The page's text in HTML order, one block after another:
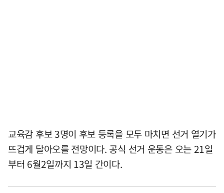
교육감 후보 3명이 후보 등록을 모두 마치면 선거 열기가
뜨겁게 달아오를 전망이다. 공식 선거 운동은 오는 21일
부터 6월2일까지 13일 간이다.